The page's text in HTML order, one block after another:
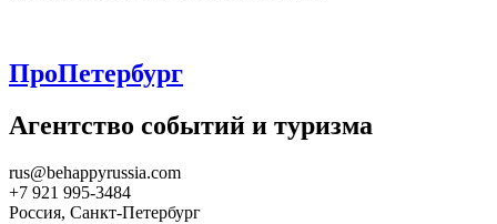
ПроПетербург
Агентство событий и туризма
rus@behappyrussia.com
+7 921 995-3484
Россия, Санкт-Петербург